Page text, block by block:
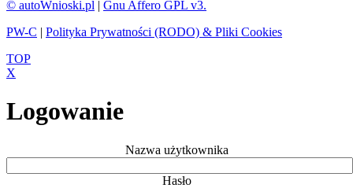
© autoWnioski.pl | Gnu Affero GPL v3.
PW-C | Polityka Prywatności (RODO) & Pliki Cookies
TOP
X
Logowanie
Nazwa użytkownika
Hasło